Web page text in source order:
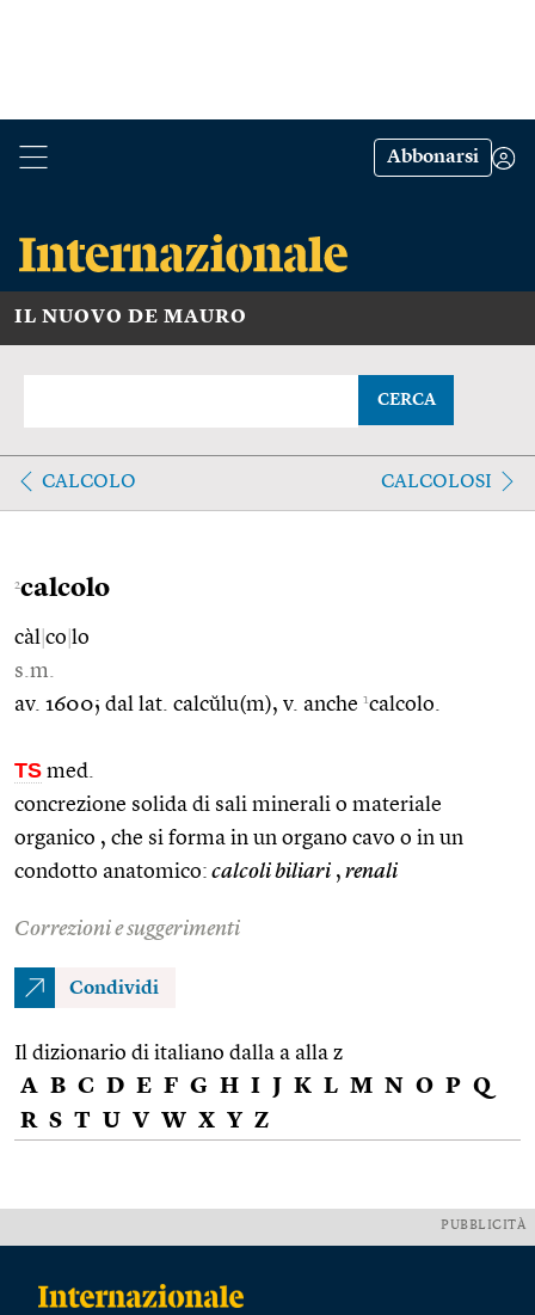
Abbonarsi
IL NUOVO DE MAURO
CERCA
CALCOLO CALCOLOSI
2calcolo
càl co lo
s.m.
av. 1600; dal lat. calcŭlu(m), v. anche 1calcolo.
TS med.
concrezione solida di sali minerali o materiale
organico , che si forma in un organo cavo o in un
condotto anatomico: calcoli biliari , renali
Correzioni e suggerimenti
Condividi
Il dizionario di italiano dalla a alla z
A B C D E F G H I J K L M N O P Q
R S T U V W X Y Z
PUBBLICITÀ